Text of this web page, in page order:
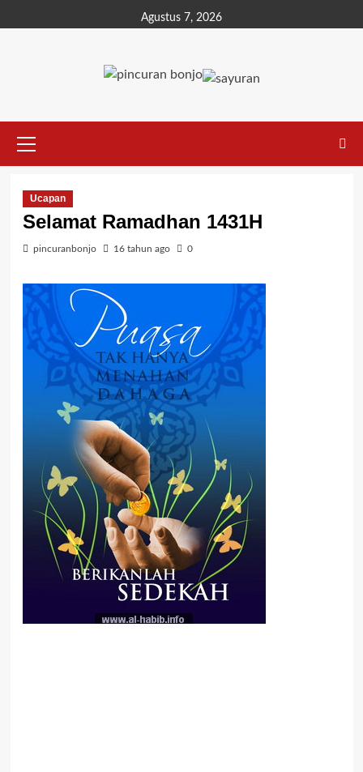
Agustus 7, 2026
Ucapan
Selamat Ramadhan 1431H
pincuranbonjo 16 tahun ago 0